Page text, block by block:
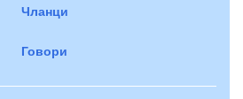
Чланци
Говори